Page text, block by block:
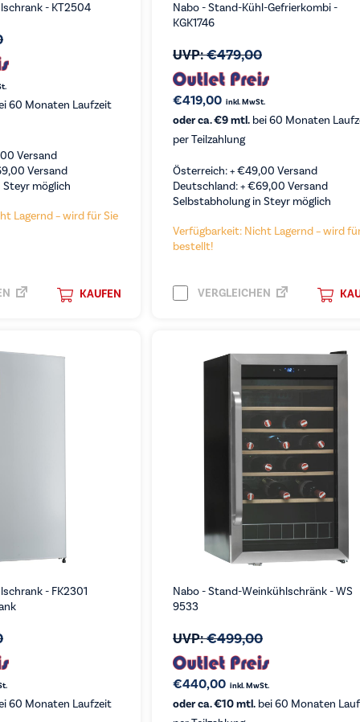
- KT2504
60 Monaten Laufzeit
Versand
Versand
möglich
Lagernd – wird für Sie
KAUFEN
Nabo - Stand-Kühl-Gefrierkombi -
KGK1746
UVP:€479,00
€419,00 inkl. MwSt.
oder ca. €9 mtl.bei 60 Monaten
per Teilzahlung
Österreich: +€49,00 Versand
Deutschland: +€69,00 Versand
Selbstabholung in Steyr möglich
Verfügbarkeit: Nicht Lagernd – wird
bestellt!
VERGLEICHEN
- FK2301
60 Monaten Laufzeit
Nabo - Stand-Weinkühlschränk - WS
9533
UVP:€499,00
€440,00 inkl. MwSt.
oder ca. €10 mtl.bei 60 Monaten